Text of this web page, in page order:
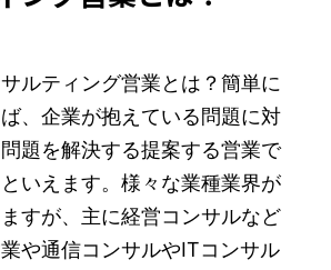
ルティング営業とは？簡単に
、企業が抱えている問題に対
問題を解決する提案する営業で
いえます。様々な業種業界が
すが、主に経営コンサルなど
や通信コンサルやITコンサル